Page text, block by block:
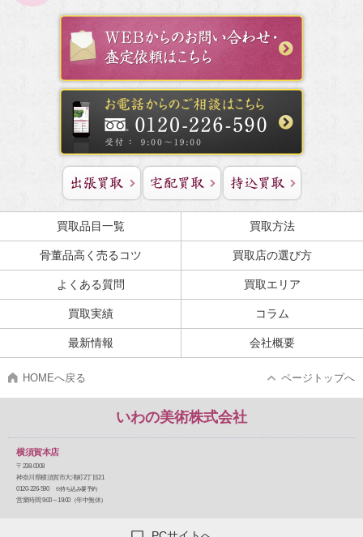
買取品目一覧 買取方法
骨董品高く売るコツ 買取店の選び方
よくある質問 買取エリア
買取実績 コラム
最新情報 会社概要
HOMEへ戻る ページトップへ
いわの美術株式会社
横須賀本店
〒238-0008
神奈川県横須賀市大滝町2丁目21
0120-226-590
※持ち込み要予約
営業時間 9:00～19:00（年中無休）